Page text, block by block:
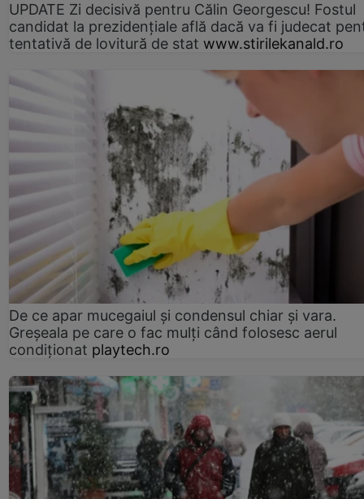
UPDATE Zi decisivă pentru Călin Georgescu! Fostul
candidat la prezidențiale află dacă va fi judecat
tentativă de lovitură de stat www.stirilekanald.ro
De ce apar mucegaiul și condensul chiar și vara.
Greșeala pe care o fac mulți când folosesc aerul
condiționat playtech.ro